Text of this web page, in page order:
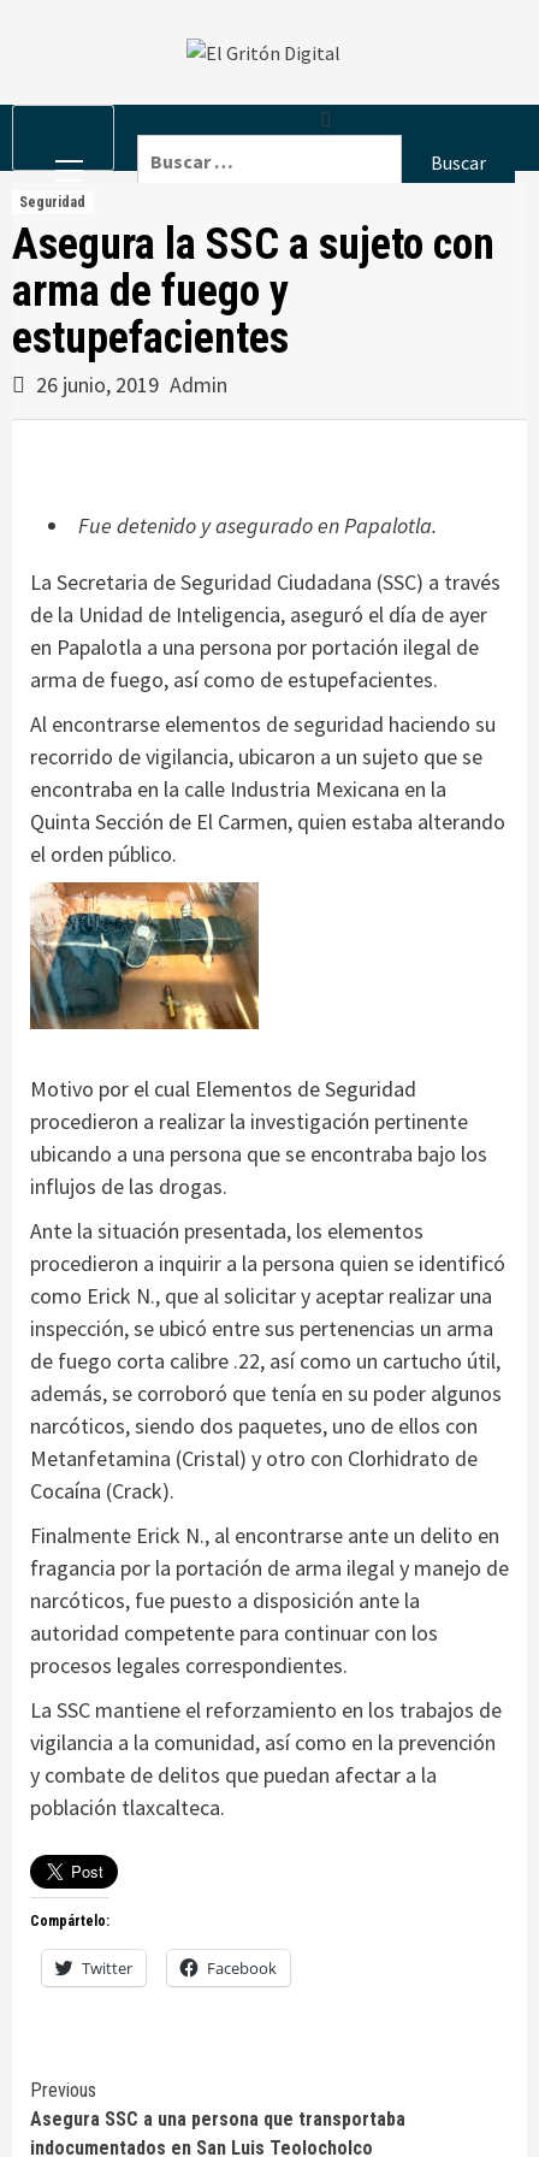
Menu
Seguridad
Asegura la SSC a sujeto con
arma de fuego y
estupefacientes
26 junio, 2019 Admin
Fue detenido y asegurado en Papalotla.
La Secretaria de Seguridad Ciudadana (SSC) a través
de la Unidad de Inteligencia, aseguró el día de ayer
en Papalotla a una persona por portación ilegal de
arma de fuego, así como de estupefacientes.
Al encontrarse elementos de seguridad haciendo su
recorrido de vigilancia, ubicaron a un sujeto que se
encontraba en la calle Industria Mexicana en la
Quinta Sección de El Carmen, quien estaba alterando
el orden público.
Motivo por el cual Elementos de Seguridad
procedieron a realizar la investigación pertinente
ubicando a una persona que se encontraba bajo los
influjos de las drogas.
Ante la situación presentada, los elementos
procedieron a inquirir a la persona quien se identificó
como Erick N., que al solicitar y aceptar realizar una
inspección, se ubicó entre sus pertenencias un arma
de fuego corta calibre .22, así como un cartucho útil,
además, se corroboró que tenía en su poder algunos
narcóticos, siendo dos paquetes, uno de ellos con
Metanfetamina (Cristal) y otro con Clorhidrato de
Cocaína (Crack).
Finalmente Erick N., al encontrarse ante un delito en
fragancia por la portación de arma ilegal y manejo de
narcóticos, fue puesto a disposición ante la
autoridad competente para continuar con los
procesos legales correspondientes.
La SSC mantiene el reforzamiento en los trabajos de
vigilancia a la comunidad, así como en la prevención
y combate de delitos que puedan afectar a la
población tlaxcalteca.
Compártelo:
Twitter Facebook
Continue
Reading
Previous
Asegura SSC a una persona que transportaba
indocumentados en San Luis Teolocholco